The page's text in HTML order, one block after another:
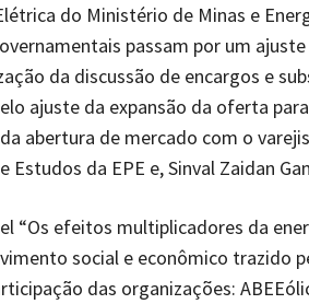
do Ministério de Minas e
passam por um
da discussão de encargos e
ajuste da expansão da oferta
abertura de mercado com o
Estudos da EPE e, Sinval Zaidan
“Os efeitos multiplicadores da
social e econômico trazido
das organizações: